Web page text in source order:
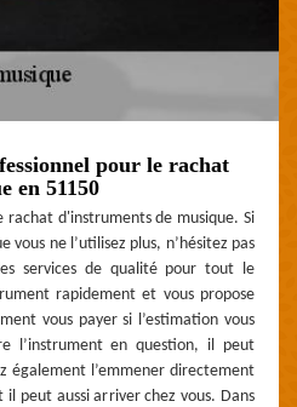
pour le rachat
en 51150
d'instruments de musique. Si
vous ne l’utilisez plus, n’hésitez pas
services de qualité pour tout le
rapidement et vous propose
vous payer si l’estimation vous
l’instrument en question, il peut
également l’emmener directement
il peut aussi arriver chez vous. Dans